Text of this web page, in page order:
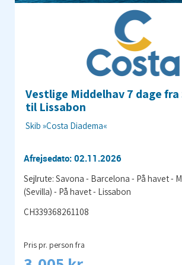
Vestlige Middelhav 7 dage fra
til Lissabon
Skib »Costa Diadema«
Afrejsedato: 02.11.2026
Sejlrute: Savona - Barcelona - På havet -
(Sevilla) - På havet - Lissabon
CH339368261108
Pris pr. person fra